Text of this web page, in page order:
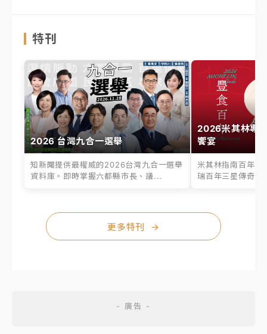
特刊
2026 台灣九合一選舉
知新聞提供最權威的2026台灣九合一選舉
資料庫。即時掌握六都縣市長、議...
2026米其林專
饗宴
米其林指南百年之
瑞百年三星傳奇、
更多特刊 →